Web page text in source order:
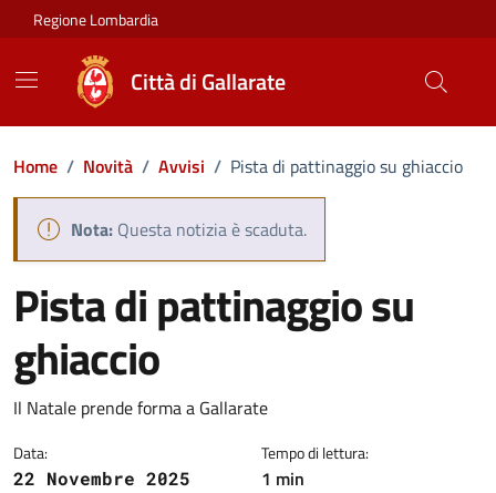
Vai ai contenuti
Vai al footer
Regione Lombardia
Città di Gallarate
Home / Novità / Avvisi / Pista di pattinaggio su ghiaccio
Nota: Questa notizia è scaduta.
Pista di pattinaggio su
ghiaccio
Dettagli della notizia
Il Natale prende forma a Gallarate
Data:
22 Novembre 2025
Tempo di lettura:
1 min